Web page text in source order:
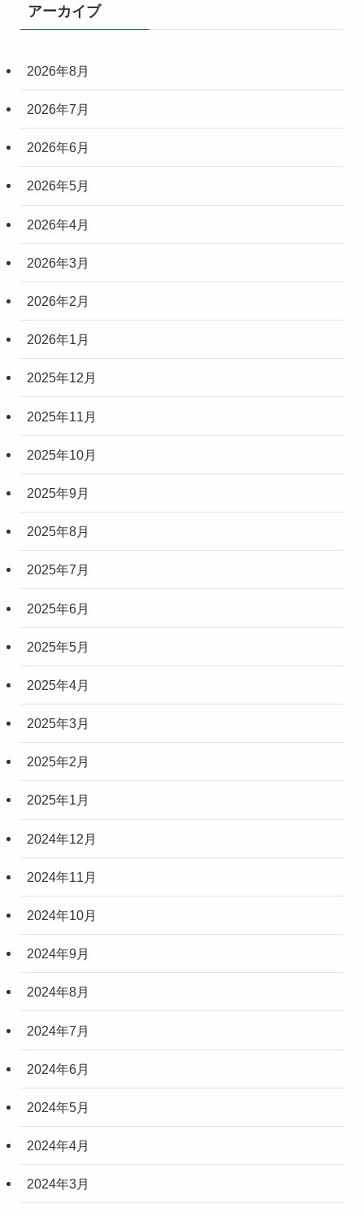
アーカイブ
2026年8月
2026年7月
2026年6月
2026年5月
2026年4月
2026年3月
2026年2月
2026年1月
2025年12月
2025年11月
2025年10月
2025年9月
2025年8月
2025年7月
2025年6月
2025年5月
2025年4月
2025年3月
2025年2月
2025年1月
2024年12月
2024年11月
2024年10月
2024年9月
2024年8月
2024年7月
2024年6月
2024年5月
2024年4月
2024年3月